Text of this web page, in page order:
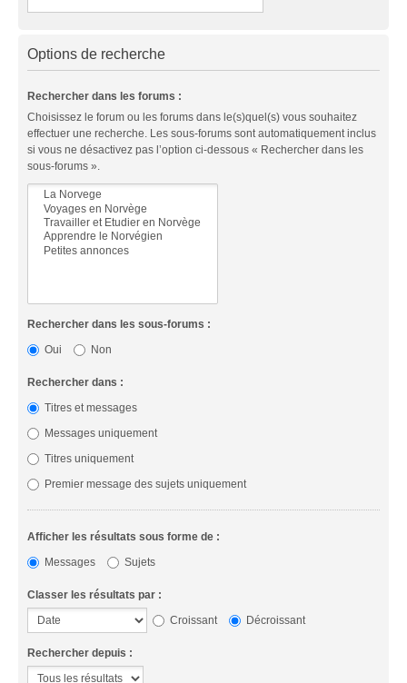
Options de recherche
Rechercher dans les forums :
Choisissez le forum ou les forums dans le(s)quel(s) vous souhaitez
effectuer une recherche. Les sous-forums sont automatiquement inclus
si vous ne désactivez pas l’option ci-dessous « Rechercher dans les
sous-forums ».
Rechercher dans les sous-forums :
Oui
Non
Rechercher dans :
Titres et messages
Messages uniquement
Titres uniquement
Premier message des sujets uniquement
Afficher les résultats sous forme de :
Messages
Sujets
Classer les résultats par :
Croissant
Décroissant
Rechercher depuis :